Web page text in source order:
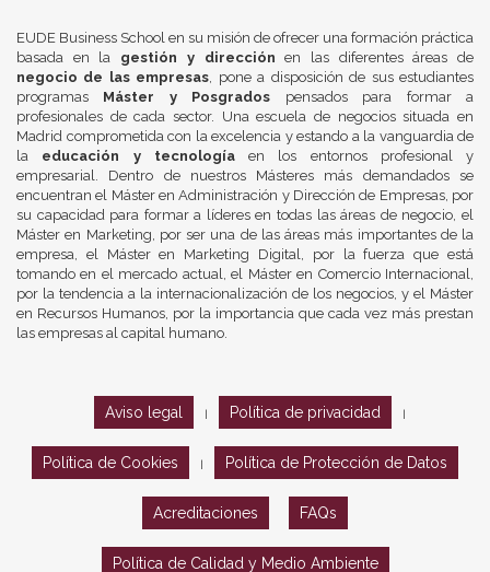
EUDE Business School en su misión de ofrecer una formación práctica
basada en la gestión y dirección en las diferentes áreas de
negocio de las empresas , pone a disposición de sus estudiantes
programas Máster y Posgrados pensados para formar a
profesionales de cada sector. Una escuela de negocios situada en
Madrid comprometida con la excelencia y estando a la vanguardia de
la educación y tecnologíaen los entornos profesional y
empresarial. Dentro de nuestros Másteres más demandados se
encuentran el Máster en Administración y Dirección de Empresas, por
su capacidad para formar a líderes en todas las áreas de negocio, el
Máster en Marketing, por ser una de las áreas más importantes de la
empresa, el Máster en Marketing Digital, por la fuerza que está
tomando en el mercado actual, el Máster en Comercio Internacional,
por la tendencia a la internacionalización de los negocios, y el Máster
en Recursos Humanos, por la importancia que cada vez más prestan
las empresas al capital humano.
Aviso legal Política de privacidad
Política de Cookies Política de Protección de Datos
Acreditaciones FAQs
Política de Calidad y Medio Ambiente